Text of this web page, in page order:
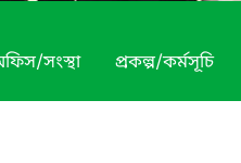
সংস্থা প্রকল্প/কর্মসূচি